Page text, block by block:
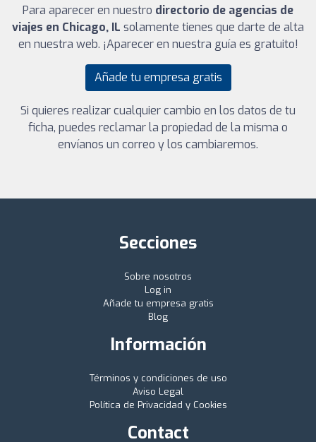
Para aparecer en nuestro directorio de agencias de
viajes en Chicago, IL solamente tienes que darte de alta
en nuestra web. ¡Aparecer en nuestra guía es gratuito!
Añade tu empresa gratis
Si quieres realizar cualquier cambio en los datos de tu
ficha, puedes reclamar la propiedad de la misma o
envíanos un correo y los cambiaremos.
Secciones
Sobre nosotros
Log in
Añade tu empresa gratis
Blog
Información
Términos y condiciones de uso
Aviso Legal
Política de Privacidad y Cookies
Contact